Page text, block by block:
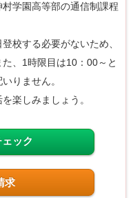
学園高等部の通信制課程
校する必要がないため、
、1時限目は10：00～と
りません。
楽しみましょう。
ック
求